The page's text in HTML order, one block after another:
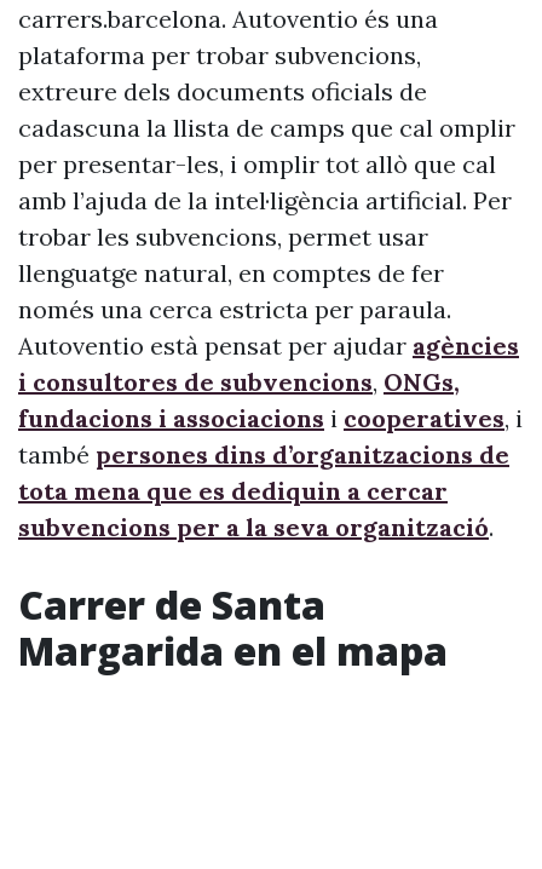
carrers.barcelona. Autoventio és una
plataforma per trobar subvencions,
extreure dels documents oficials de
cadascuna la llista de camps que cal omplir
per presentar-les, i omplir tot allò que cal
amb l’ajuda de la intel·ligència artificial. Per
trobar les subvencions, permet usar
llenguatge natural, en comptes de fer
només una cerca estricta per paraula.
Autoventio està pensat per ajudar agències
i consultores de subvencions, ONGs,
fundacions i associacions i cooperatives, i
també persones dins d’organitzacions de
tota mena que es dediquin a cercar
subvencions per a la seva organització.
Carrer de Santa
Margarida en el mapa